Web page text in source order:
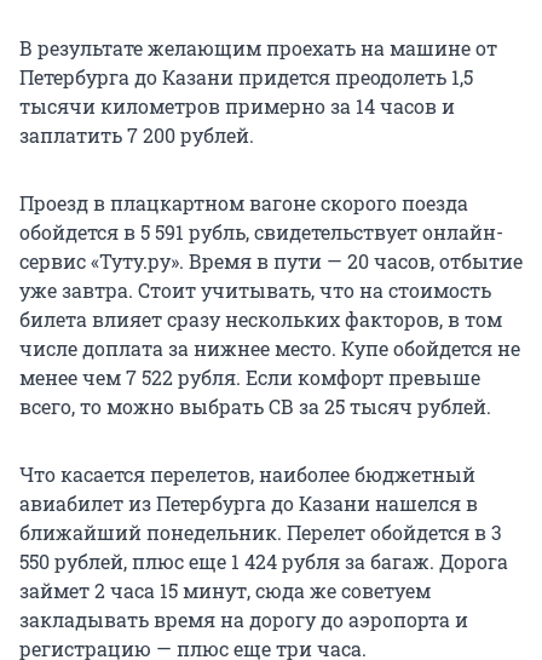
В результате желающим проехать на машине от
Петербурга до Казани придется преодолеть 1,5
тысячи километров примерно за 14 часов и
заплатить 7 200 рублей.
Проезд в плацкартном вагоне скорого поезда
обойдется в 5 591 рубль, свидетельствует онлайн-
сервис «Туту.ру». Время в пути — 20 часов, отбытие
уже завтра. Стоит учитывать, что на стоимость
билета влияет сразу нескольких факторов, в том
числе доплата за нижнее место. Купе обойдется не
менее чем 7 522 рубля. Если комфорт превыше
всего, то можно выбрать СВ за 25 тысяч рублей.
Что касается перелетов, наиболее бюджетный
авиабилет из Петербурга до Казани нашелся в
ближайший понедельник. Перелет обойдется в 3
550 рублей, плюс еще 1 424 рубля за багаж. Дорога
займет 2 часа 15 минут, сюда же советуем
закладывать время на дорогу до аэропорта и
регистрацию — плюс еще три часа.